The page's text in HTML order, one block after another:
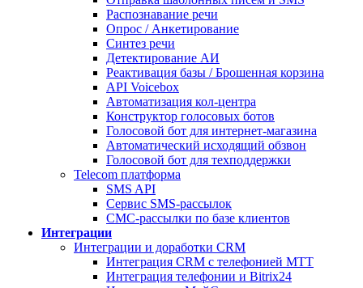
Распознавание речи
Опрос / Анкетирование
Синтез речи
Детектирование АИ
Реактивация базы / Брошенная корзина
API Voicebox
Автоматизация кол‑центра
Конструктор голосовых ботов
Голосовой бот для интернет‑магазина
Автоматический исходящий обзвон
Голосовой бот для техподдержки
Telecom платформа
SMS API
Сервис SMS-рассылок
СМС-рассылки по базе клиентов
Интеграции
Интеграции и доработки CRM
Интеграция CRM с телефонией МТТ
Интеграция телефонии и Bitrix24